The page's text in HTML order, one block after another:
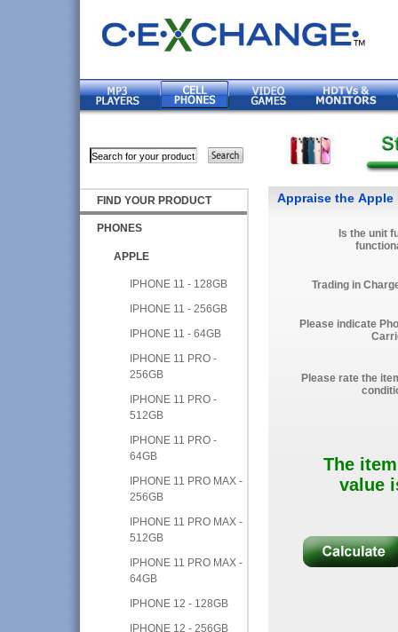
FIND YOUR PRODUCT
PHONES
APPLE
IPHONE 11 - 128GB
IPHONE 11 - 256GB
IPHONE 11 - 64GB
IPHONE 11 PRO -
256GB
IPHONE 11 PRO -
512GB
IPHONE 11 PRO -
64GB
IPHONE 11 PRO MAX -
256GB
IPHONE 11 PRO MAX -
512GB
IPHONE 11 PRO MAX -
64GB
IPHONE 12 - 128GB
IPHONE 12 - 256GB
Appraise the Apple
Is the unit
Trading in
Please indicate
Please rate the
The
value